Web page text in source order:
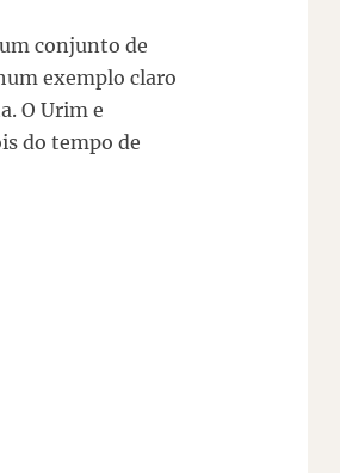
conjunto de
exemplo claro
O Urim e
do tempo de